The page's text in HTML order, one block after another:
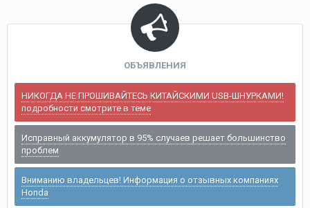
ОБЪЯВЛЕНИЯ
НИКОГДА НЕ ПРОШИВАЙТЕСЬ КИТАЙСКИМИ USB-ШНУРКАМИ!
подробности смотрите в теме
Исправный аккумулятор в 95% случаев решает большинство
проблем
Вниманию владельцев! Информация о отзывных компаниях
Honda